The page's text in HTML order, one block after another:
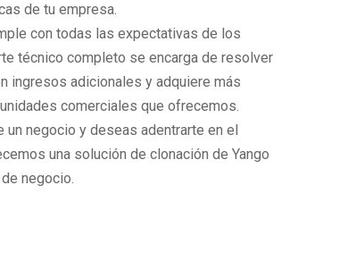
de tu empresa.
con todas las expectativas de los
técnico completo se encarga de resolver
ingresos adicionales y adquiere más
comerciales que ofrecemos.
negocio y deseas adentrarte en el
una solución de clonación de Yango
negocio.